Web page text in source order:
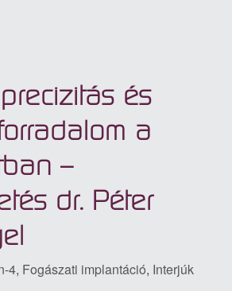
és
a
–
dr. Péter
4, Fogászati implantáció, Interjúk